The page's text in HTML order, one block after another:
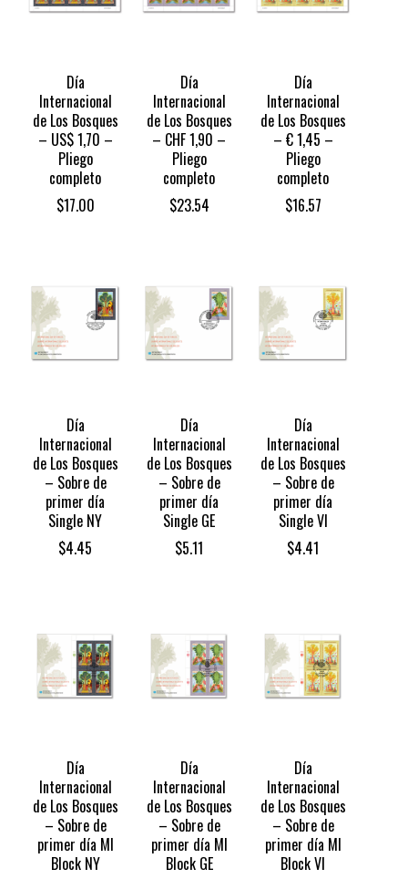
Día
Internacional
de Los Bosques
– US$ 1,70 –
Pliego
completo
$17.00
Día
Internacional
de Los Bosques
– CHF 1,90 –
Pliego
completo
$23.54
Día
Internacional
de Los Bosques
– € 1,45 –
Pliego
completo
$16.57
Día
Internacional
de Los Bosques
– Sobre de
primer día
Single NY
$4.45
Día
Internacional
de Los Bosques
– Sobre de
primer día
Single GE
$5.11
Día
Internacional
de Los Bosques
– Sobre de
primer día
Single VI
$4.41
Día
Internacional
de Los Bosques
– Sobre de
primer día MI
Block NY
Día
Internacional
de Los Bosques
– Sobre de
primer día MI
Block GE
Día
Internacional
de Los Bosques
– Sobre de
primer día MI
Block VI